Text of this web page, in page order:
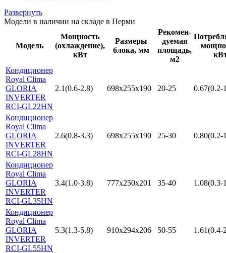
Развернуть
Модели в наличии на складе в Перми
Модель
Мощность
(охлаждение),
кВт
Размеры
блока, мм
Рекомен-
дуемая
площадь,
м2
Кондиционер
Royal Clima
GLORIA
INVERTER
RCI-GL22HN
2.1(0.6-2.8) 698x255x190 20-25 0.67(0.2-
Кондиционер
Royal Clima
GLORIA
INVERTER
RCI-GL28HN
2.6(0.8-3.3) 698x255x190 25-30 0.80(0.2-
Кондиционер
Royal Clima
GLORIA
INVERTER
RCI-GL35HN
3.4(1.0-3.8) 777x250x201 35-40 1.08(0.3-
Кондиционер
Royal Clima
GLORIA
INVERTER
RCI-GL55HN
5.3(1.3-5.8) 910x294x206 50-55 1.61(0.4-